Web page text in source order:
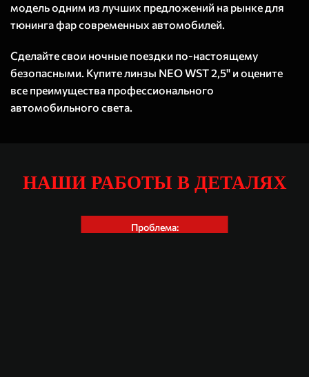
модель одним из лучших предложений на рынке для
тюнинга фар современных автомобилей.
Сделайте свои ночные поездки по-настоящему
безопасными. Купите линзы NEO WST 2,5" и оцените
все преимущества профессионального
автомобильного света.
НАШИ РАБОТЫ В ДЕТАЛЯХ
Kia Rio X-Line
Проблема: